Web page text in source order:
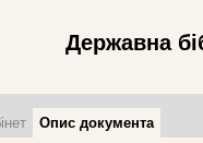
Державна
Опис документа